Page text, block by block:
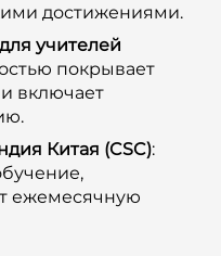
достижениями.
учителей
покрывает
включает
Китая (CSC):
ежемесячную